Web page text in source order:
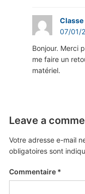
Classe
07/01/
Bonjour. Merci
me faire un
matériel.
Leave a
Votre adresse e-mail
obligatoires sont
Commentaire *